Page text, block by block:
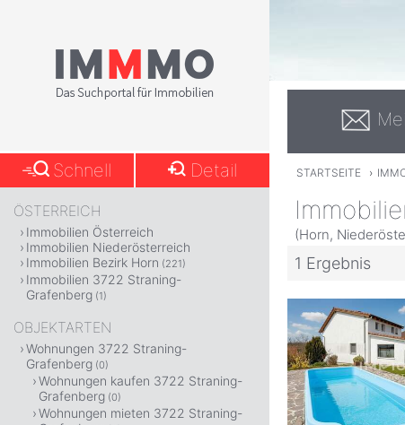
STARTSEITE ›
(Horn,
1 Ergebnis
Schnell Detail
ÖSTERREICH
Immobilien Österreich
Immobilien Niederösterreich
Immobilien Bezirk Horn (221)
Immobilien 3722 Straning-
Grafenberg (1)
OBJEKTARTEN
Wohnungen 3722 Straning-
Grafenberg (0)
Wohnungen kaufen 3722 Straning-
Grafenberg (0)
Wohnungen mieten 3722 Straning-